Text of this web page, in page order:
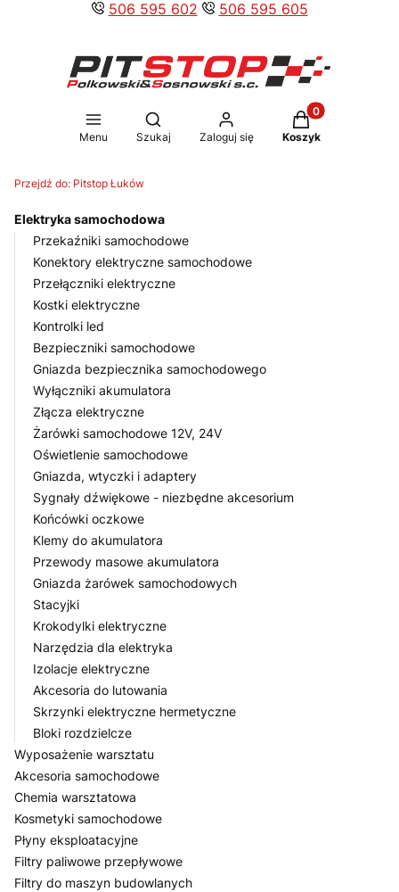
506 595 602 506 595 605
Menu
Otwórz wyszukiwarkę
Szukaj Zaloguj się
Produkty w
Koszyk
Przejdź do: Pitstop Łuków
Elektryka samochodowa
Przekaźniki samochodowe
Konektory elektryczne samochodowe
Przełączniki elektryczne
Kostki elektryczne
Kontrolki led
Bezpieczniki samochodowe
Gniazda bezpiecznika samochodowego
Wyłączniki akumulatora
Złącza elektryczne
Żarówki samochodowe 12V, 24V
Oświetlenie samochodowe
Gniazda, wtyczki i adaptery
Sygnały dźwiękowe - niezbędne akcesorium
Końcówki oczkowe
Klemy do akumulatora
Przewody masowe akumulatora
Gniazda żarówek samochodowych
Stacyjki
Krokodylki elektryczne
Narzędzia dla elektryka
Izolacje elektryczne
Akcesoria do lutowania
Skrzynki elektryczne hermetyczne
Bloki rozdzielcze
Wyposażenie warsztatu
Akcesoria samochodowe
Chemia warsztatowa
Kosmetyki samochodowe
Płyny eksploatacyjne
Filtry paliwowe przepływowe
Filtry do maszyn budowlanych